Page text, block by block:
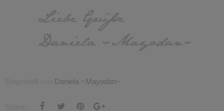
Daniela ~Mayodan~